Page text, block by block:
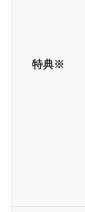
特典※